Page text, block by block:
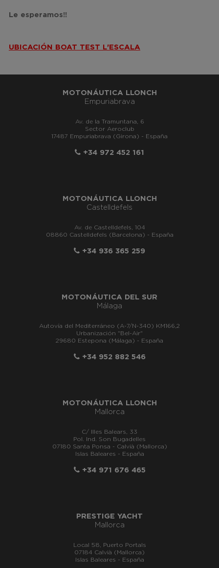
Le esperamos!!
UBICACIÓN BOAT TEST L'ESCALA
MOTONÁUTICA LLONCH
Empuriabrava
Av. de la Tramuntana, 6
Sector Aeroclub
17487 Empuriabrava (Girona) - España
+34 972 452 161
MOTONÁUTICA LLONCH
Castelldefels
Av. de Castelldefels, 104
08860 Castelldefels (Barcelona) - España
+34 936 365 259
MOTONÁUTICA DEL SUR
Málaga
Autovía del Mediterráneo (A-7/N-340) KM166,2
Urbanización "Bel-Air"
29680 Estepona (Málaga) - España
+34 952 882 546
MOTONÁUTICA LLONCH
Mallorca
C/ Illes Balears, 33
Pol. Ind. Son Bugadelles
07180 Santa Ponsa - Calvià (Mallorca)
Islas Baleares - España
+34 971 676 465
PRESTIGE YACHT
Mallorca
Local 58, Puerto Portals
07184 Calvià (Mallorca)
Islas Baleares - España